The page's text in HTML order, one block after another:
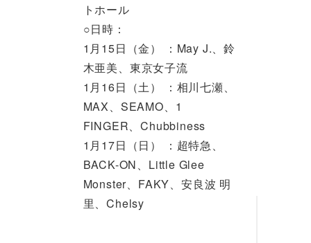
トホール
○日時：
1月15日（金） ：May J.、鈴
木亜美、東京女子流
1月16日（土） ：相川七瀬、
MAX、SEAMO、1
FINGER、Chubbiness
1月17日（日） ：超特急、
BACK-ON、Little Glee
Monster、FAKY、安良波 明
里、Chelsy